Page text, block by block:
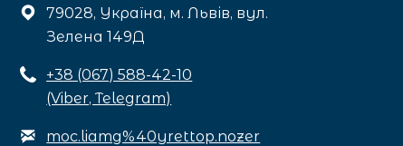
79028, Україна, м. Львів, вул.
Зелена 149Д
+38 (067) 588-42-10
(Viber, Telegram)
moc.liamg%40yrettop.nozer